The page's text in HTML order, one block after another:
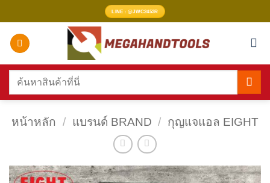
ไป
เนื้อหา
LINE : @JWC2453R
ค้นหา:
หน้าหลัก / แบรนด์ BRAND / กุญแจแอล EIGHT